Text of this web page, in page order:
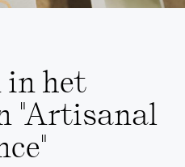
in het
"Artisanal